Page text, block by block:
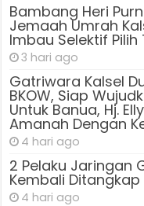
Bambang Heri
Jemaah Umrah
Imbau Selektif
3 hari ago
Gatriwara Kalsel
BKOW, Siap
Untuk Banua, Hj.
Amanah Dengan
4 hari ago
2 Pelaku Jaringan
Kembali Ditangkap
4 hari ago